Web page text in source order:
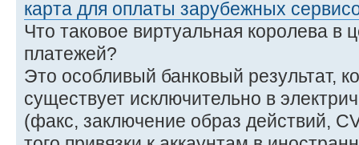
карта для оплаты зарубежных
Что таковое виртуальная королева в
платежей?
Это особливый банковый результат,
существует исключительно в
(факс, заключение образ действий,